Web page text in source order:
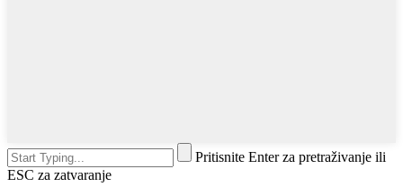
Pritisnite Enter za pretraživanje ili
ESC za zatvaranje